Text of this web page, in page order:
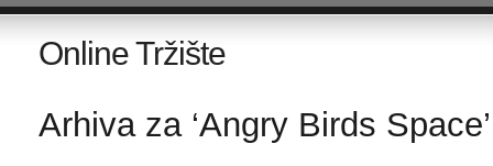
Online Tržište
Arhiva za ‘Angry Birds